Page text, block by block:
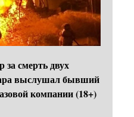
смерть двух
выслушал бывший
компании (18+)